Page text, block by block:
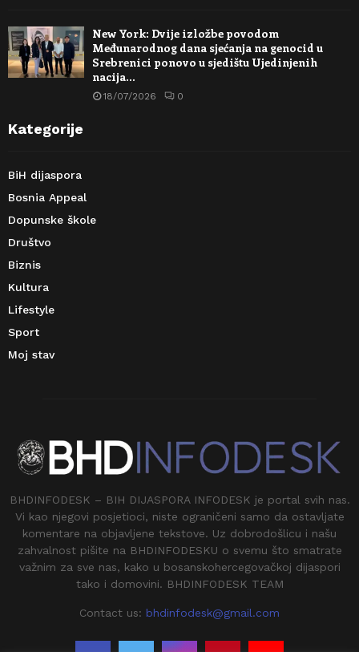
New York: Dvije izložbe povodom
Međunarodnog dana sjećanja na genocid u
Srebrenici ponovo u sjedištu Ujedinjenih
nacija…
18/07/2026 0
Kategorije
BiH dijaspora
Bosnia Appeal
Dopunske škole
Društvo
Biznis
Kultura
Lifestyle
Sport
Moj stav
BHDINFODESK – BIH DIJASPORA INFODESK je portal svih nas.
Vi kao njegovi posjetioci, niste ograničeni samo da ostavljate
komentare na objavljene tekstove. Uz dobrodošlicu i našu
zahvalnost pišite na BHDINFODESKU o svemu što smatrate
važnim za sve nas, kako u bosanskohercegovačkoj dijaspori
tako i domovini. BHDINFODESK TEAM
Contact us: bhdinfodesk@gmail.com